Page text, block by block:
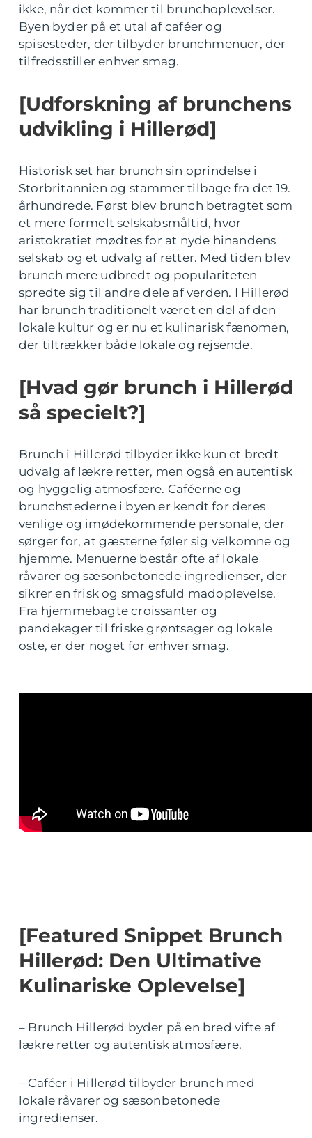
ikke, når det kommer til brunchoplevelser.
Byen byder på et utal af caféer og
spisesteder, der tilbyder brunchmenuer, der
tilfredsstiller enhver smag.
[Udforskning af brunchens
udvikling i Hillerød]
Historisk set har brunch sin oprindelse i
Storbritannien og stammer tilbage fra det 19.
århundrede. Først blev brunch betragtet som
et mere formelt selskabsmåltid, hvor
aristokratiet mødtes for at nyde hinandens
selskab og et udvalg af retter. Med tiden blev
brunch mere udbredt og populariteten
spredte sig til andre dele af verden. I Hillerød
har brunch traditionelt været en del af den
lokale kultur og er nu et kulinarisk fænomen,
der tiltrækker både lokale og rejsende.
[Hvad gør brunch i Hillerød
så specielt?]
Brunch i Hillerød tilbyder ikke kun et bredt
udvalg af lækre retter, men også en autentisk
og hyggelig atmosfære. Caféerne og
brunchstederne i byen er kendt for deres
venlige og imødekommende personale, der
sørger for, at gæsterne føler sig velkomne og
hjemme. Menuerne består ofte af lokale
råvarer og sæsonbetonede ingredienser, der
sikrer en frisk og smagsfuld madoplevelse.
Fra hjemmebagte croissanter og
pandekager til friske grøntsager og lokale
oste, er der noget for enhver smag.
[Featured Snippet Brunch
Hillerød: Den Ultimative
Kulinariske Oplevelse]
– Brunch Hillerød byder på en bred vifte af
lækre retter og autentisk atmosfære.
– Caféer i Hillerød tilbyder brunch med
lokale råvarer og sæsonbetonede
ingredienser.